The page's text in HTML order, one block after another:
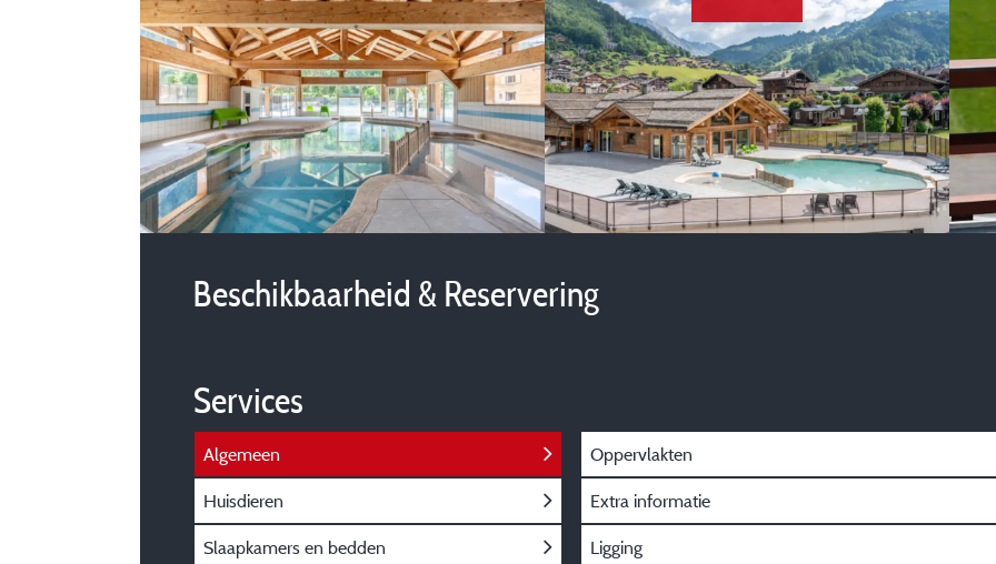
Beschikbaarheid & Reservering
Services
Algemeen
Huisdieren
Slaapkamers en bedden
Oppervlakten
Extra informatie
Ligging